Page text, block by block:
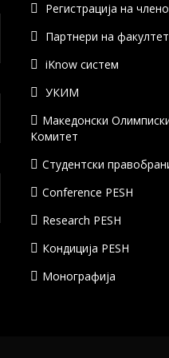
Регистрација на
Партнери на
iKnow систем
УКИМ
Македонски
Комитет
Студентски
Conference PESH
Research PESH
Кондиција PESH
Монографија